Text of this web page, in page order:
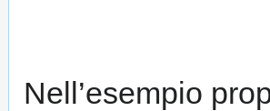
Nell’esempio